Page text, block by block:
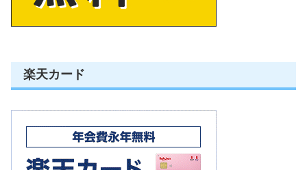
楽天カード